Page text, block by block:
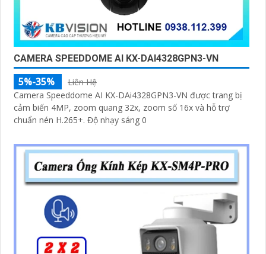
CAMERA SPEEDDOME AI KX-DAI4328GPN3-VN
5%-35%
Liên Hệ
Camera Speeddome AI KX-DAi4328GPN3-VN được trang bị
cảm biến 4MP, zoom quang 32x, zoom số 16x và hỗ trợ
chuẩn nén H.265+. Độ nhạy sáng 0